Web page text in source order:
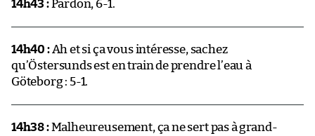
14h43 :Pardon, 6-1.
14h40 :Ah et si ça vous intéresse, sachez
qu’Östersunds est en train de prendre l’eau à
Göteborg : 5-1.
14h38 :Malheureusement, ça ne sert pas à grand-